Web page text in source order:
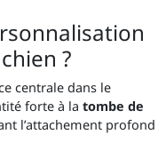
?
centrale dans le
forte à latombe de
l’attachement profond